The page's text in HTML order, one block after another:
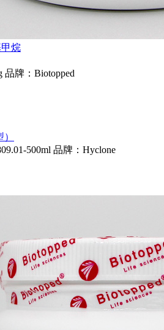
烷
品牌：Biotopped
500ml 品牌：Hyclone